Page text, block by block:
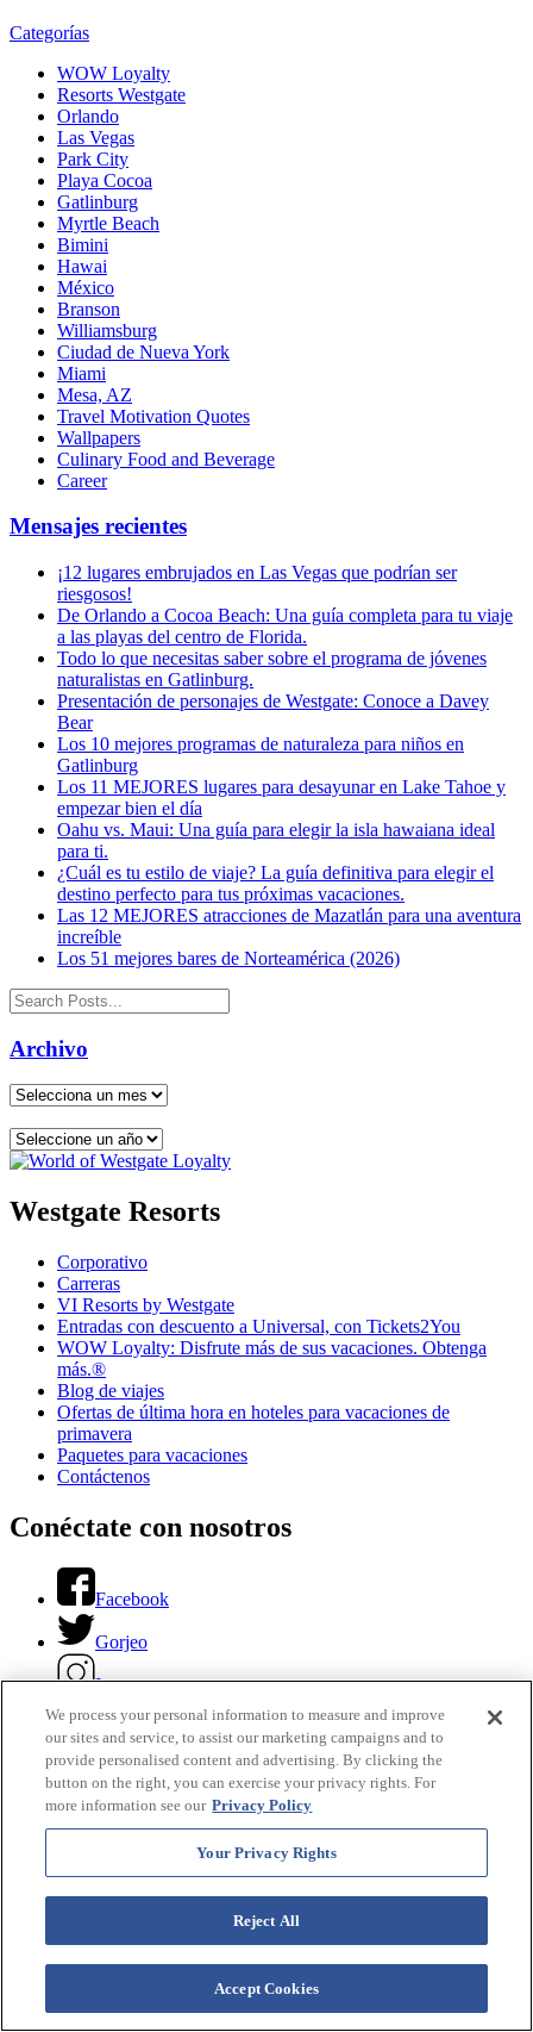
Categorías
WOW Loyalty
Resorts Westgate
Orlando
Las Vegas
Park City
Playa Cocoa
Gatlinburg
Myrtle Beach
Bimini
Hawai
México
Branson
Williamsburg
Ciudad de Nueva York
Miami
Mesa, AZ
Travel Motivation Quotes
Wallpapers
Culinary Food and Beverage
Career
Mensajes recientes
¡12 lugares embrujados en Las Vegas que podrían ser
riesgosos!
De Orlando a Cocoa Beach: Una guía completa para tu viaje
a las playas del centro de Florida.
Todo lo que necesitas saber sobre el programa de jóvenes
naturalistas en Gatlinburg.
Presentación de personajes de Westgate: Conoce a Davey
Bear
Los 10 mejores programas de naturaleza para niños en
Gatlinburg
Los 11 MEJORES lugares para desayunar en Lake Tahoe y
empezar bien el día
Oahu vs. Maui: Una guía para elegir la isla hawaiana ideal
para ti.
¿Cuál es tu estilo de viaje? La guía definitiva para elegir el
destino perfecto para tus próximas vacaciones.
Las 12 MEJORES atracciones de Mazatlán para una aventura
increíble
Los 51 mejores bares de Norteamérica (2026)
Archivo
Westgate Resorts
Corporativo
Carreras
VI Resorts by Westgate
Entradas con descuento a Universal, con Tickets2You
WOW Loyalty: Disfrute más de sus vacaciones. Obtenga
más.®
Blog de viajes
Ofertas de última hora en hoteles para vacaciones de
primavera
Paquetes para vacaciones
Contáctenos
Conéctate con nosotros
Facebook
Gorjeo
Instagram
Youtube
LinkedIn
Select Language▼
Sitios de Westgate Resort
We process your personal information to measure and improve
our sites and service, to assist our marketing campaigns and to
provide personalised content and advertising. By clicking the
button on the right, you can exercise your privacy rights. For
more information see our Privacy Policy
Your Privacy Rights
Reject All
Accept Cookies